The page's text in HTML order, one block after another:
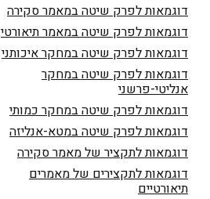
דוגמאות לפרק שיטה במאמר סקירה
דוגמאות לפרק שיטה במאמר תיאורטי
דוגמאות לפרק שיטה במחקר איכותני
דוגמאות לפרק שיטה במחקר
אנליטי-פרשני
דוגמאות לפרק שיטה במחקר כמותי
דוגמאות לפרק שיטה במטא-אנליזה
דוגמאות לתקציר של מאמר סקירה
דוגמאות לתקצירים של מאמרים
תיאורטיים